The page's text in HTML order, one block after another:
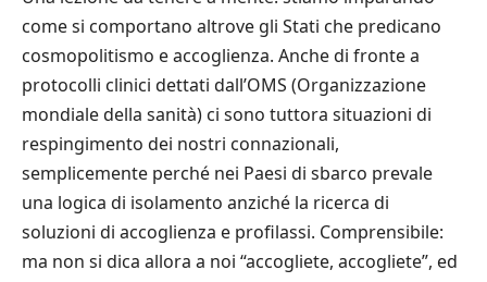
come si comportano altrove gli Stati che predicano
cosmopolitismo e accoglienza. Anche di fronte a
protocolli clinici dettati dall’OMS (Organizzazione
mondiale della sanità) ci sono tuttora situazioni di
respingimento dei nostri connazionali,
semplicemente perché nei Paesi di sbarco prevale
una logica di isolamento anziché la ricerca di
soluzioni di accoglienza e profilassi. Comprensibile:
ma non si dica allora a noi “accogliete, accogliete”, ed